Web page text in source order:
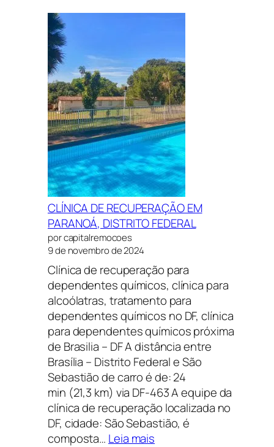
DE
SÃO
SEBASTIÃO,
DISTRITO
FEDERAL
CLÍNICA DE RECUPERAÇÃO EM
PARANOÁ, DISTRITO FEDERAL
por capitalremocoes
9 de novembro de 2024
Clínica de recuperação para
dependentes químicos, clínica para
alcoólatras, tratamento para
dependentes químicos no DF, clínica
para dependentes químicos próxima
de Brasilia – DF A distância entre
Brasília – Distrito Federal e São
Sebastião de carro é de: 24
min (21,3 km) via DF-463 A equipe da
clínica de recuperação localizada no
DF, cidade: São Sebastião, é
composta… Leia mais